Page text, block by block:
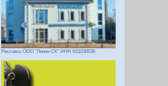
Реклама: ООО "Линия СК" ИНН 9111030039